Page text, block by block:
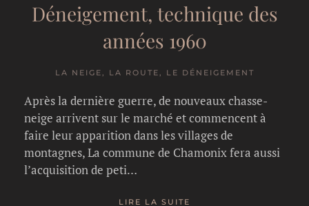
Déneigement, technique des
années 1960
LA NEIGE, LA ROUTE, LE DÉNEIGEMENT
Après la dernière guerre, de nouveaux chasse-
neige arrivent sur le marché et commencent à
faire leur apparition dans les villages de
montagnes, La commune de Chamonix fera aussi
l’acquisition de peti…
LIRE LA SUITE